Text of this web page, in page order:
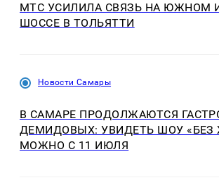
МТС УСИЛИЛА СВЯЗЬ НА ЮЖНОМ
ШОССЕ В ТОЛЬЯТТИ
Новости Самары
В САМАРЕ ПРОДОЛЖАЮТСЯ
ДЕМИДОВЫХ: УВИДЕТЬ ШОУ «БЕЗ
МОЖНО С 11 ИЮЛЯ